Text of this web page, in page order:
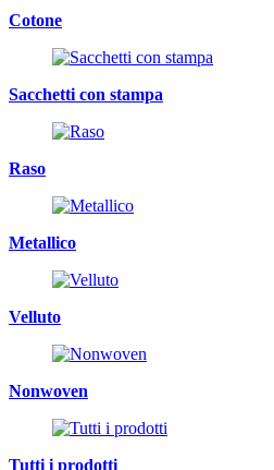
Cotone
Sacchetti con stampa
Raso
Metallico
Velluto
Nonwoven
Tutti i prodotti